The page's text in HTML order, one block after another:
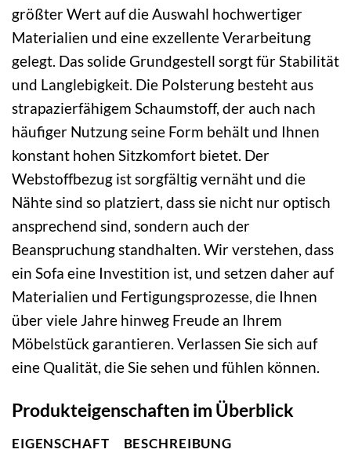
größter Wert auf die Auswahl hochwertiger
Materialien und eine exzellente Verarbeitung
gelegt. Das solide Grundgestell sorgt für Stabilität
und Langlebigkeit. Die Polsterung besteht aus
strapazierfähigem Schaumstoff, der auch nach
häufiger Nutzung seine Form behält und Ihnen
konstant hohen Sitzkomfort bietet. Der
Webstoffbezug ist sorgfältig vernäht und die
Nähte sind so platziert, dass sie nicht nur optisch
ansprechend sind, sondern auch der
Beanspruchung standhalten. Wir verstehen, dass
ein Sofa eine Investition ist, und setzen daher auf
Materialien und Fertigungsprozesse, die Ihnen
über viele Jahre hinweg Freude an Ihrem
Möbelstück garantieren. Verlassen Sie sich auf
eine Qualität, die Sie sehen und fühlen können.
Produkteigenschaften im Überblick
EIGENSCHAFT BESCHREIBUNG